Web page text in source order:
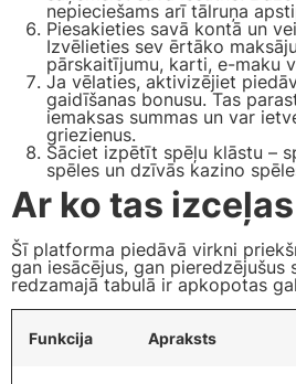
nepieciešams arī tālruņa
Piesakieties savā kontā un
Izvēlieties sev ērtāko
pārskaitījumu, karti, e-maku
Ja vēlaties, aktivizējiet
gaidīšanas bonusu. Tas
iemaksas summas un var
griezienus.
Sāciet izpētīt spēļu klāstu –
spēles un dzīvās kazino
Ar ko tas izceļas
Šī platforma piedāvā virkni
gan iesācējus, gan pieredzējušus
redzamajā tabulā ir apkopotas
Funkcija Apraksts